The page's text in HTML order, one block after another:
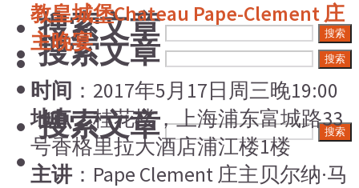
搜索文章 搜索
搜索文章 搜索
搜索文章 搜索
教皇城堡Chateau Pape-Clement 庄
主晚宴
时间 ：2017年5月17日周三晚19:00
地点：桂花楼，上海浦东富城路33
号香格里拉大酒店浦江楼1楼
主讲 ：Pape Clement 庄主贝尔纳·马